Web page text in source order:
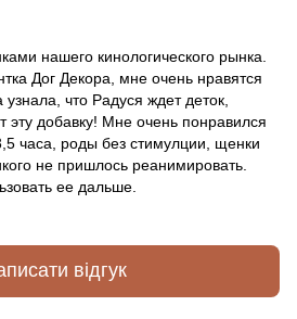
нашего кинологического рынка.
Дог Декора, мне очень нравятся
узнала, что Радуся ждет деток,
эту добавку! Мне очень понравился
часа, роды без стимулции, щенки
не пришлось реанимировать.
ее дальше.
відгук